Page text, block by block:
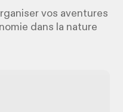
vos aventures
dans la nature